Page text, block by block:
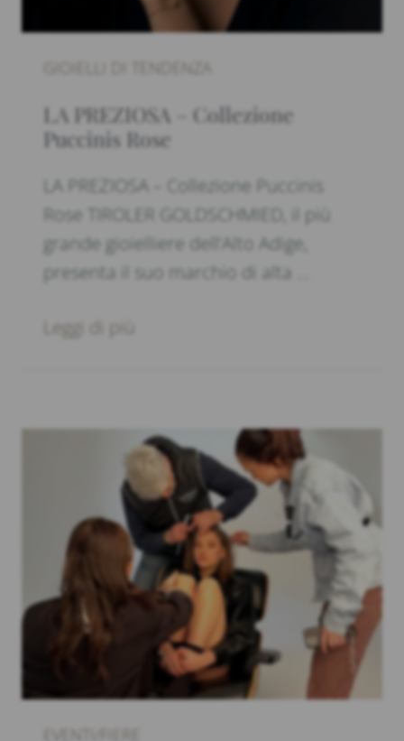
LA PREZIOSA – Collezione
Puccinis Rose
LA PREZIOSA – Collezione Puccinis
Rose TIROLER GOLDSCHMIED, il più
grande gioielliere dell’Alto Adige,
presenta il suo marchio di alta …
Leggi di più